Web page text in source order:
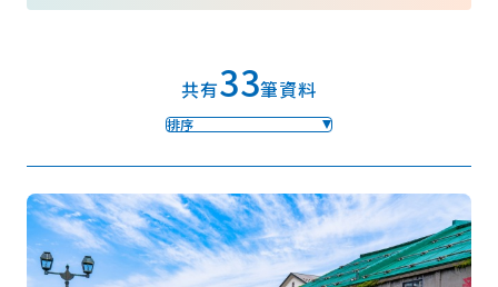
Insta
gram
YouT
ube
Insta
gram
影片
使用條款
隱私權政策摘要
Cookie 政策
關於我們
連結
共有33筆資料
排序